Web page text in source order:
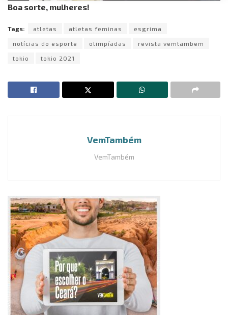
Boa sorte, mulheres!
Tags: atletas atletas feminas esgrima
notícias do esporte olimpíadas revista vemtambem
tokio tokio 2021
VemTambém
VemTambém